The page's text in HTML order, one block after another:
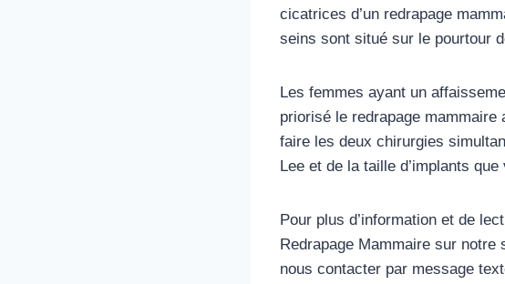
cicatrices d’un redrapage
seins sont situé sur le pourtour
Les femmes ayant un
priorisé le redrapage mammaire
faire les deux chirurgies
Lee et de la taille d’implants
Pour plus d’information et de
Redrapage Mammaire sur
nous contacter par message